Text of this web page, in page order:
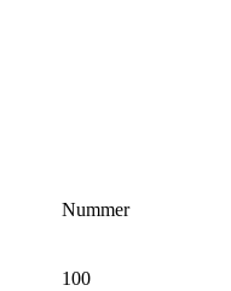
Nummer
100